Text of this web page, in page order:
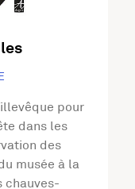
pour
dans les
des
musée à la
chauves-